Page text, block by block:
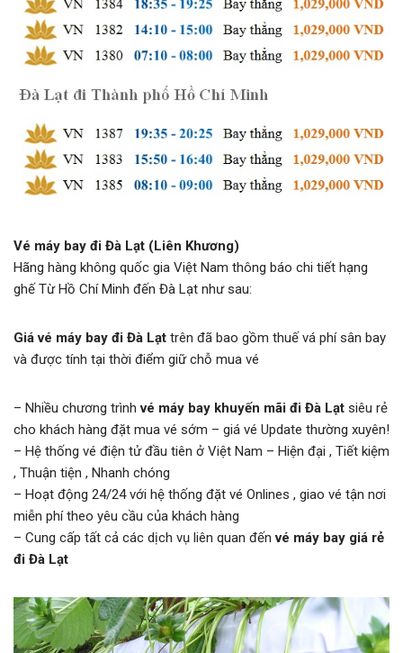
Vé máy bay đi Đà Lạt (Liên Khương)
Hãng hàng không quốc gia Việt Nam thông báo chi tiết hạng
ghế Từ Hồ Chí Minh đến Đà Lạt như sau:
Giá vé máy bay đi Đà Lạt trên đã bao gồm thuế vá phí sân bay
và được tính tại thời điểm giữ chỗ mua vé
– Nhiều chương trìnhvé máy bay khuyến mãi đi Đà Lạt siêu rẻ
cho khách hàng đặt mua vé sớm – giá vé Update thường xuyên!
– Hệ thống vé điện tử đầu tiên ở Việt Nam – Hiện đại , Tiết kiệm
, Thuận tiện , Nhanh chóng
– Hoạt động 24/24 với hệ thống đặt vé Onlines , giao vé tận nơi
miễn phí theo yêu cầu của khách hàng
– Cung cấp tất cả các dịch vụ liên quan đếnvé máy bay giá rẻ
đi Đà Lạt